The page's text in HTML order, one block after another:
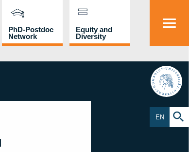
PhD-Postdoc
Network
Equity and
Diversity
HU
EN